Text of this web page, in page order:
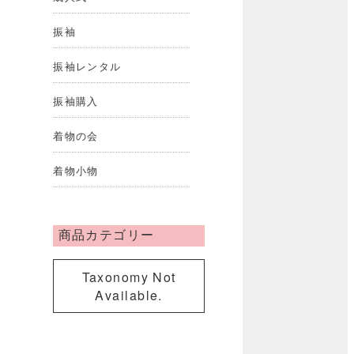
振袖
振袖レンタル
振袖購入
着物の会
着物小物
商品カテゴリー
Taxonomy Not
Available.